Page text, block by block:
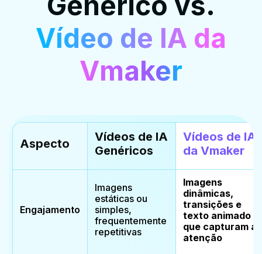
Vídeo de IA da
Vmaker
Aspecto
Vídeos de IA
Genéricos
Vídeos de IA
da Vmaker
Engajamento
Imagens
estáticas ou
simples,
frequentemente
repetitivas
Imagens
dinâmicas,
transições e
texto animado
que capturam a
atenção